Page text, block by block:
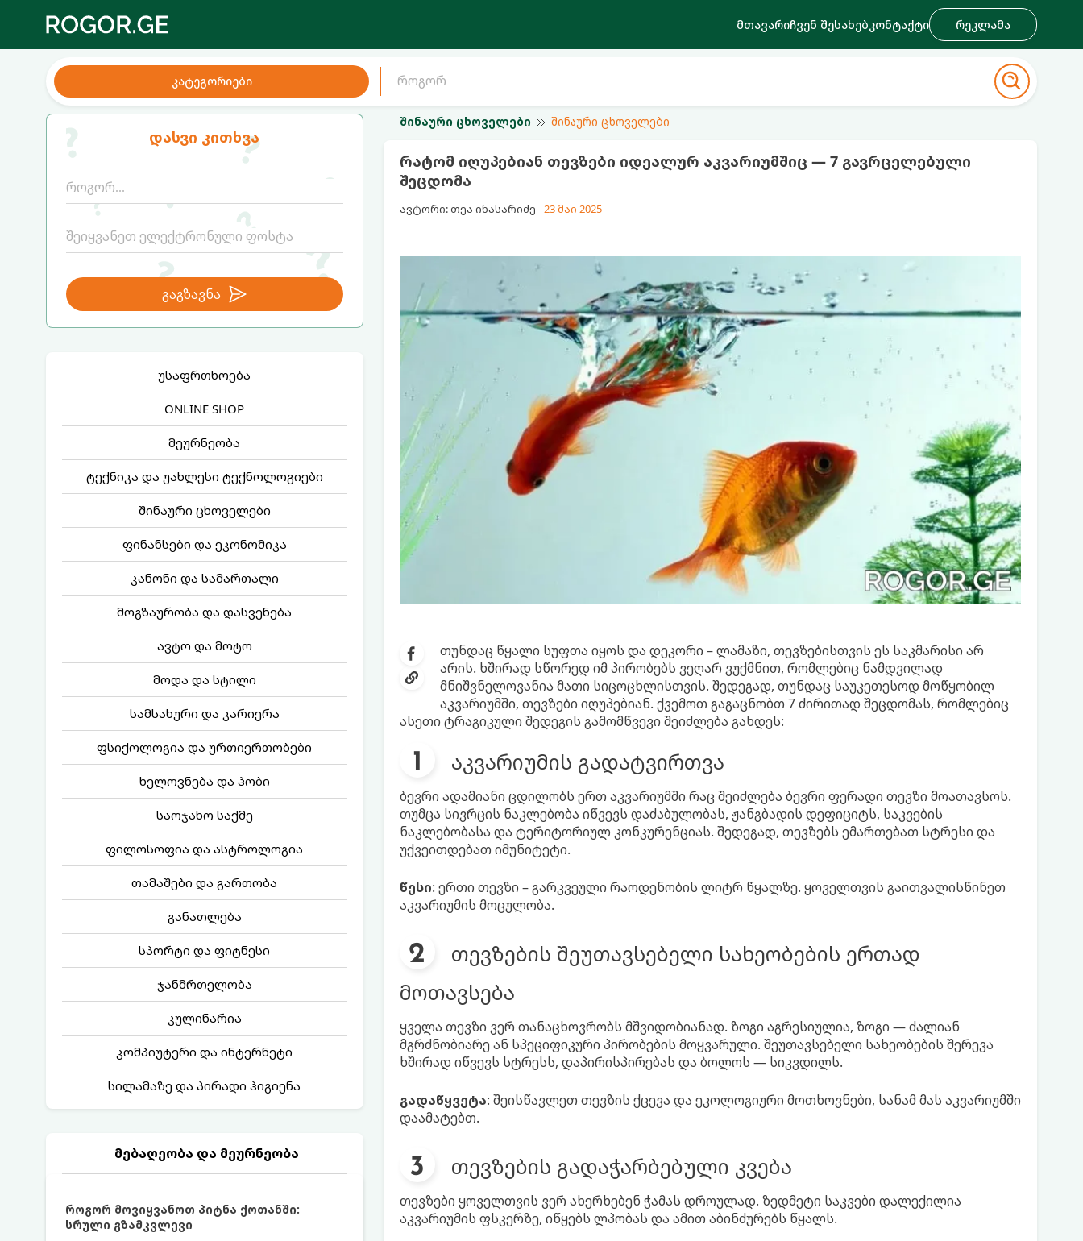
მთავარიჩვენ შესახებკონტაქტი რეკლამა
კატეგორიები
დასვი კითხვა
გაგზავნა
უსაფრთხოება
ONLINE SHOP
მეურნეობა
ტექნიკა და უახლესი ტექნოლოგიები
შინაური ცხოველები
ფინანსები და ეკონომიკა
კანონი და სამართალი
მოგზაურობა და დასვენება
ავტო და მოტო
მოდა და სტილი
სამსახური და კარიერა
ფსიქოლოგია და ურთიერთობები
ხელოვნება და ჰობი
საოჯახო საქმე
ფილოსოფია და ასტროლოგია
თამაშები და გართობა
განათლება
სპორტი და ფიტნესი
ჯანმრთელობა
კულინარია
კომპიუტერი და ინტერნეტი
სილამაზე და პირადი ჰიგიენა
მებაღეობა და მეურნეობა
როგორ მოვიყვანოთ პიტნა ქოთანში:
სრული გზამკვლევი
შინაური ცხოველები შინაური ცხოველები
რატომ იღუპებიან თევზები იდეალურ აკვარიუმშიც — 7 გავრცელებული
შეცდომა
ავტორი: თეა ინასარიძე 23 მაი 2025
თუნდაც წყალი სუფთა იყოს და დეკორი – ლამაზი, თევზებისთვის ეს საკმარისი არ
არის. ხშირად სწორედ იმ პირობებს ვეღარ ვუქმნით, რომლებიც ნამდვილად
მნიშვნელოვანია მათი სიცოცხლისთვის. შედეგად, თუნდაც საუკეთესოდ მოწყობილ
აკვარიუმში, თევზები იღუპებიან. ქვემოთ გაგაცნობთ 7 ძირითად შეცდომას, რომლებიც
ასეთი ტრაგიკული შედეგის გამომწვევი შეიძლება გახდეს:
აკვარიუმის გადატვირთვა
ბევრი ადამიანი ცდილობს ერთ აკვარიუმში რაც შეიძლება ბევრი ფერადი თევზი მოათავსოს.
თუმცა სივრცის ნაკლებობა იწვევს დაძაბულობას, ჟანგბადის დეფიციტს, საკვების
ნაკლებობასა და ტერიტორიულ კონკურენციას. შედეგად, თევზებს ემართებათ სტრესი და
უქვეითდებათ იმუნიტეტი.
წესი: ერთი თევზი – გარკვეული რაოდენობის ლიტრ წყალზე. ყოველთვის გაითვალისწინეთ
აკვარიუმის მოცულობა.
თევზების შეუთავსებელი სახეობების ერთად
მოთავსება
ყველა თევზი ვერ თანაცხოვრობს მშვიდობიანად. ზოგი აგრესიულია, ზოგი — ძალიან
მგრძნობიარე ან სპეციფიკური პირობების მოყვარული. შეუთავსებელი სახეობების შერევა
ხშირად იწვევს სტრესს, დაპირისპირებას და ბოლოს — სიკვდილს.
გადაწყვეტა: შეისწავლეთ თევზის ქცევა და ეკოლოგიური მოთხოვნები, სანამ მას აკვარიუმში
დაამატებთ.
თევზების გადაჭარბებული კვება
თევზები ყოველთვის ვერ ახერხებენ ჭამას დროულად. ზედმეტი საკვები დალექილია
აკვარიუმის ფსკერზე, იწყებს ლპობას და ამით აბინძურებს წყალს.